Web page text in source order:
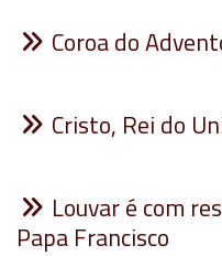
Coroa do
Cristo, Rei do
Louvar é com
Papa Francisco